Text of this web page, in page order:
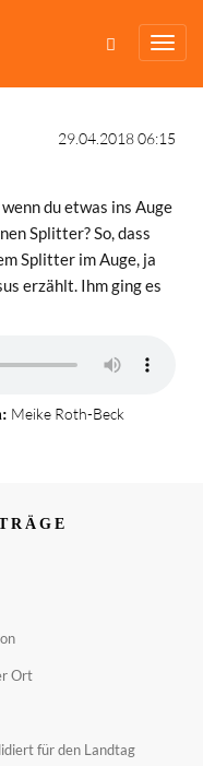
29.04.2018 06:15
du etwas ins Auge
Splitter? So, dass
Splitter im Auge, ja
erzählt. Ihm ging es
Meike Roth-Beck
Ort
für den Landtag